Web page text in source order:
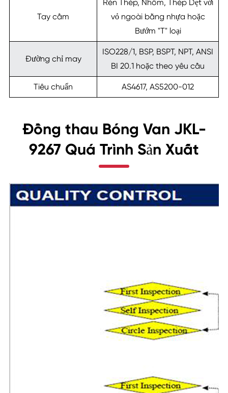
Tay cầm
Rèn Thép, Nhôm, Thép Dẹt với
vỏ ngoài bằng nhựa hoặc
Bướm "T" loại
Đường chỉ may
ISO228/1, BSP, BSPT, NPT, ANSI
BI 20.1 hoặc theo yêu cầu
Tiêu chuẩn AS4617, AS5200-012
Đồng thau Bóng Van JKL-
9267 Quá Trình Sản Xuất